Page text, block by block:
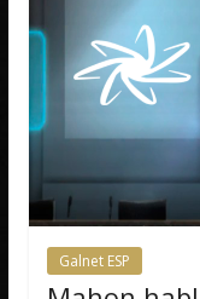
Galnet ESP